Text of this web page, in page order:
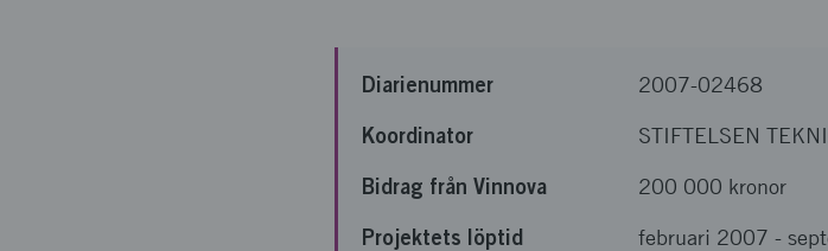
Diarienummer 2007-02468
Koordinator STIFTELSEN
Bidrag från Vinnova 200 000 kronor
Projektets löptid februari 2007 -